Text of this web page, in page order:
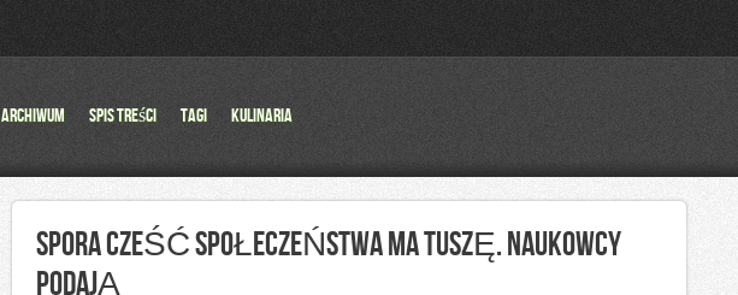
Archiwum Spis Treści Tagi Kulinaria
SPORA CZEŚĆ SPOŁECZEŃSTWA MA TUSZĘ. NAUKOWCY
PODAJĄ